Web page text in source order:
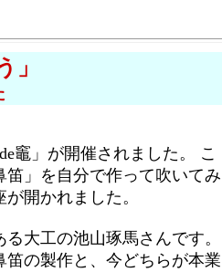
」
竈」が開催されました。 こ
」を自分で作って吹いてみ
開かれました。
大工の池山琢馬さんです。
の製作と、今どちらが本業